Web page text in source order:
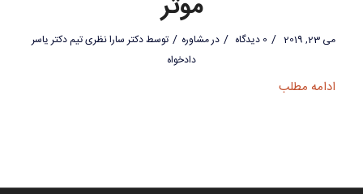
می 23, 2019 / 0 دیدگاه / درمشاوره / توسطدکتر سارا نظری تیم دکتر یاسر
دادخواه
ادامه مطلب